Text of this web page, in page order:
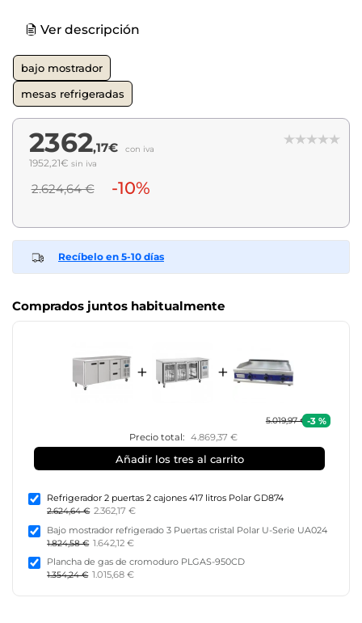
Ver descripción
bajo mostrador
mesas refrigeradas
2362,17€ con iva
1952,21€ sin iva
2.624,64 € -10%
Recíbelo en 5-10 días
Comprados juntos habitualmente
+ +
5.019,97 € -3 %
Precio total:
4.869,37 €
Añadir los tres al carrito
Refrigerador 2 puertas 2 cajones 417 litros Polar GD874
2.624,64 € 2.362,17 €
Bajo mostrador refrigerado 3 Puertas cristal Polar U-Serie UA024
1.824,58 € 1.642,12 €
Plancha de gas de cromoduro PLGAS-950CD
1.354,24 € 1.015,68 €